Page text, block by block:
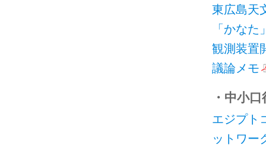
東広島天
「かな
観測装置
議論メモ
・中小
エジプト
ットワー